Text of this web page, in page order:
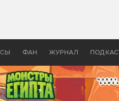
ФАН ЖУРНАЛ
Древней Грецией